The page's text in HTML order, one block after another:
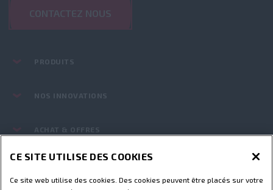
CONTACTEZ NOUS
PRODUITS
NOS INNOVATIONS
ACHAT & OFFRES
CE SITE UTILISE DES COOKIES
Ce site web utilise des cookies. Des cookies peuvent être placés sur votre